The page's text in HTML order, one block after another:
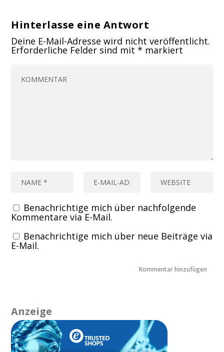
Hinterlasse eine Antwort
Deine E-Mail-Adresse wird nicht veröffentlicht.
Erforderliche Felder sind mit* markiert
Benachrichtige mich über nachfolgende
Kommentare via E-Mail.
Benachrichtige mich über neue Beiträge via
E-Mail.
Anzeige